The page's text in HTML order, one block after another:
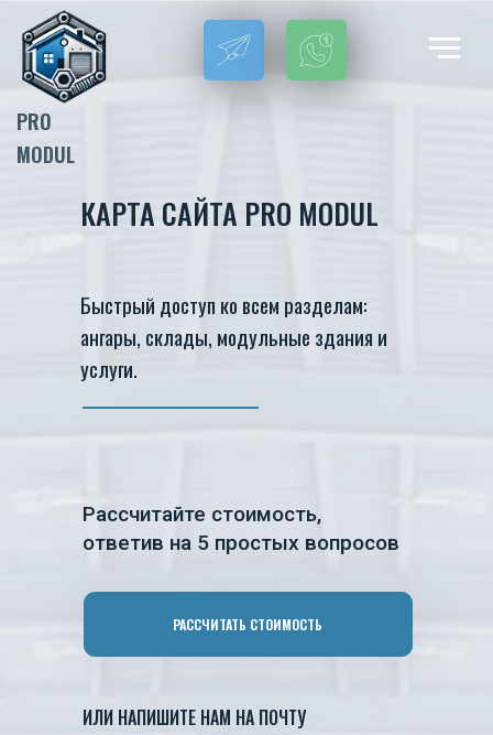
Быстрый доступ ко всем разделам:
ангары, склады, модульные здания и
услуги.
КАРТА САЙТА PRO MODUL
ИЛИ НАПИШИТЕ НАМ НА ПОЧТУ
РАССЧИТАТЬ СТОИМОСТЬ
Рассчитайте стоимость,
ответив на 5 простых вопросов
PRO
MODUL